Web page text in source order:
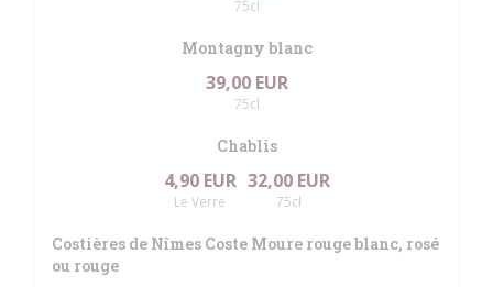
75cl
Montagny blanc
39,00 EUR
75cl
Chablis
4,90 EUR
Le Verre
32,00 EUR
75cl
Costières de Nîmes Coste Moure rouge blanc, rosé
ou rouge